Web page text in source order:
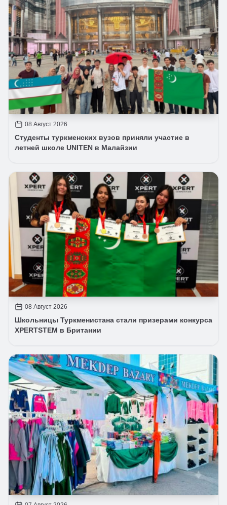
08 Август 2026
Студенты туркменских вузов приняли участие в
летней школе UNITEN в Малайзии
08 Август 2026
Школьницы Туркменистана стали призерами конкурса
XPERTSTEM в Британии